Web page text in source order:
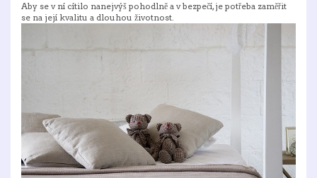
Aby se v ní cítilo nanejvýš pohodlně a v bezpečí, je potřeba zaměřit
se na její kvalitu a dlouhou životnost.